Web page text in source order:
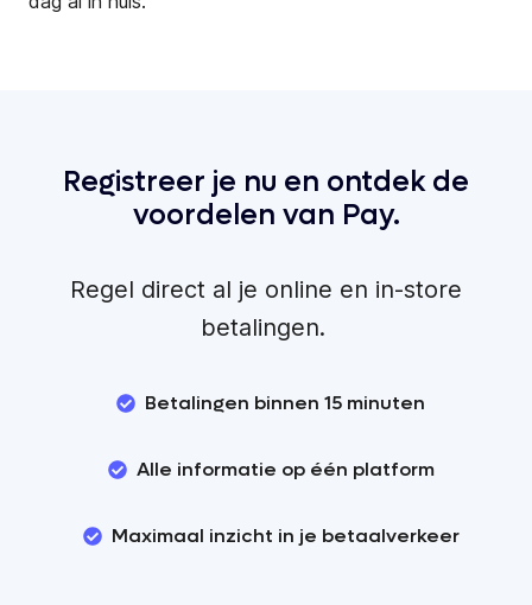
Registreer je nu en ontdek de
voordelen van Pay.
Regel direct al je online en in-store
betalingen.
Betalingen binnen 15 minuten
Alle informatie op één platform
Maximaal inzicht in je betaalverkeer